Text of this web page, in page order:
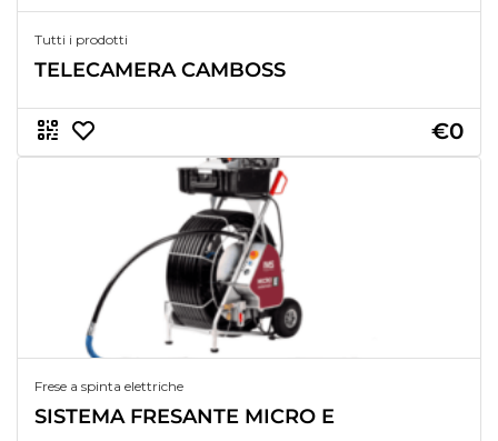
Tutti i prodotti
TELECAMERA CAMBOSS
€0
Frese a spinta elettriche
SISTEMA FRESANTE MICRO E